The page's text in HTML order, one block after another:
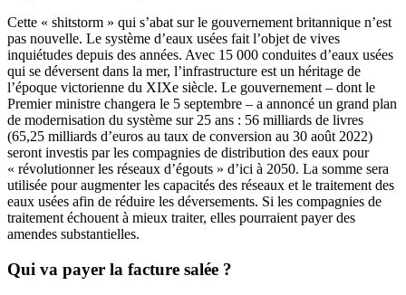
Cette « shitstorm » qui s’abat sur le gouvernement britannique n’est
pas nouvelle. Le système d’eaux usées fait l’objet de vives
inquiétudes depuis des années. Avec 15 000 conduites d’eaux usées
qui se déversent dans la mer, l’infrastructure est un héritage de
l’époque victorienne du XIXe siècle. Le gouvernement – dont le
Premier ministre changera le 5 septembre – a annoncé un grand plan
de modernisation du système sur 25 ans : 56 milliards de livres
(65,25 milliards d’euros au taux de conversion au 30 août 2022)
seront investis par les compagnies de distribution des eaux pour
« révolutionner les réseaux d’égouts » d’ici à 2050. La somme sera
utilisée pour augmenter les capacités des réseaux et le traitement des
eaux usées afin de réduire les déversements. Si les compagnies de
traitement échouent à mieux traiter, elles pourraient payer des
amendes substantielles.
Qui va payer la facture salée ?